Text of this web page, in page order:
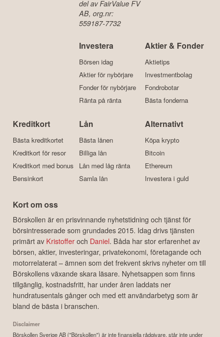
del av FairValue FV
AB, org.nr:
559187-7732
Investera
Börsen idag
Aktier för nybörjare
Fonder för nybörjare
Ränta på ränta
Aktier & Fonder
Aktietips
Investmentbolag
Fondrobotar
Bästa fonderna
Kreditkort
Bästa kreditkortet
Kreditkort för resor
Kreditkort med bonus
Bensinkort
Lån
Bästa lånen
Billiga lån
Lån med låg ränta
Samla lån
Alternativt
Köpa krypto
Bitcoin
Ethereum
Investera i guld
Kort om oss
Börskollen är en prisvinnande nyhetstidning och tjänst för
börsintresserade som grundades 2015. Idag drivs tjänsten
primärt av Kristofferoch Daniel. Båda har stor erfarenhet av
börsen, aktier, investeringar, privatekonomi, företagande och
motorrelaterat – ämnen som det frekvent skrivs nyheter om till
Börskollens växande skara läsare. Nyhetsappen som finns
tillgänglig, kostnadsfritt, har under åren laddats ner
hundratusentals gånger och med ett användarbetyg som är
bland de bästa i branschen.
Disclaimer
Börskollen Sverige AB ("Börskollen") är inte finansiella rådgivare, står inte under